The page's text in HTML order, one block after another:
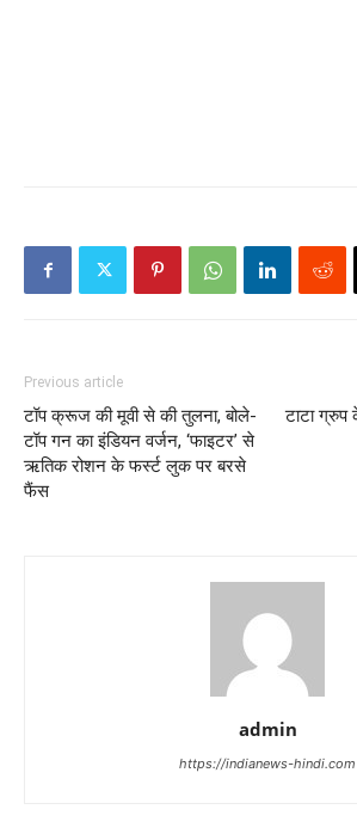
Previous article
टॉप क्रूज की मूवी से की तुलना, बोले-
टॉप गन का इंडियन वर्जन, ‘फाइटर’ से
ऋतिक रोशन के फर्स्ट लुक पर बरसे
फैंस
टाटा ग्रुप
admin
https://indianews-hindi.com